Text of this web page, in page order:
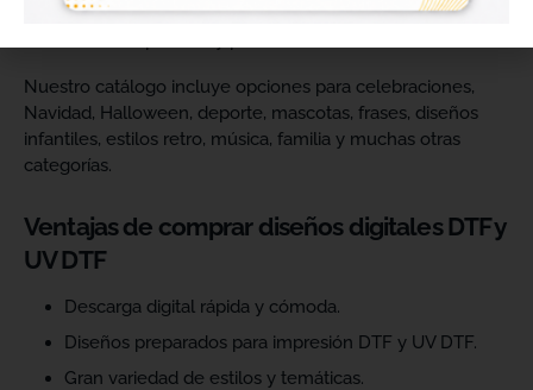
clientes. Podrás escoger diseños de diferentes estilos,
Nuestro catálogo incluye opciones para celebraciones,
Navidad, Halloween, deporte, mascotas, frases, diseños
infantiles, estilos retro, música, familia y muchas otras
categorías.
Ventajas de comprar diseños digitales DTF y
UV DTF
Descarga digital rápida y cómoda.
Diseños preparados para impresión DTF y UV DTF.
Gran variedad de estilos y temáticas.